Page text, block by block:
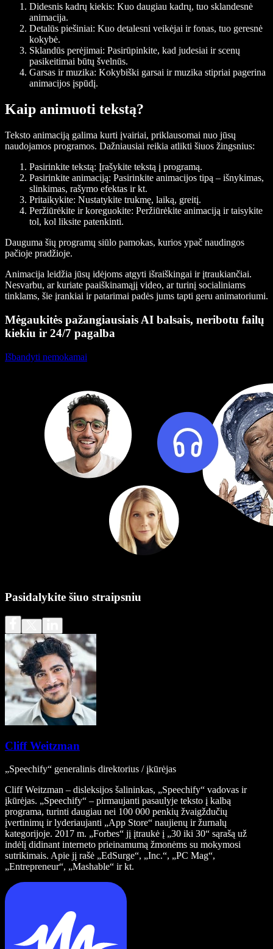
Didesnis kadrų kiekis: Kuo daugiau kadrų, tuo sklandesnė
animacija.
Detalūs piešiniai: Kuo detalesni veikėjai ir fonas, tuo geresnė
kokybė.
Sklandūs perėjimai: Pasirūpinkite, kad judesiai ir scenų
pasikeitimai būtų švelnūs.
Garsas ir muzika: Kokybiški garsai ir muzika stipriai pagerina
animacijos įspūdį.
Kaip animuoti tekstą?
Teksto animaciją galima kurti įvairiai, priklausomai nuo jūsų
naudojamos programos. Dažniausiai reikia atlikti šiuos žingsnius:
Pasirinkite tekstą: Įrašykite tekstą į programą.
Pasirinkite animaciją: Pasirinkite animacijos tipą – išnykimas,
slinkimas, rašymo efektas ir kt.
Pritaikykite: Nustatykite trukmę, laiką, greitį.
Peržiūrėkite ir koreguokite: Peržiūrėkite animaciją ir taisykite
tol, kol liksite patenkinti.
Dauguma šių programų siūlo pamokas, kurios ypač naudingos
pačioje pradžioje.
Animacija leidžia jūsų idėjoms atgyti išraiškingai ir įtraukiančiai.
Nesvarbu, ar kuriate paaiškinamąjį video, ar turinį socialiniams
tinklams, šie įrankiai ir patarimai padės jums tapti geru animatoriumi.
Mėgaukitės pažangiausiais AI balsais, neribotu failų
kiekiu ir 24/7 pagalba
Išbandyti nemokamai
Pasidalykite šiuo straipsniu
Cliff Weitzman
„Speechify“ generalinis direktorius / įkūrėjas
Cliff Weitzman – disleksijos šalininkas, „Speechify“ vadovas ir
įkūrėjas. „Speechify“ – pirmaujanti pasaulyje teksto į kalbą
programa, turinti daugiau nei 100 000 penkių žvaigždučių
įvertinimų ir lyderiaujanti „App Store“ naujienų ir žurnalų
kategorijoje. 2017 m. „Forbes“ jį įtraukė į „30 iki 30“ sąrašą už
indėlį didinant interneto prieinamumą žmonėms su mokymosi
sutrikimais. Apie jį rašė „EdSurge“, „Inc.“, „PC Mag“,
„Entrepreneur“, „Mashable“ ir kt.